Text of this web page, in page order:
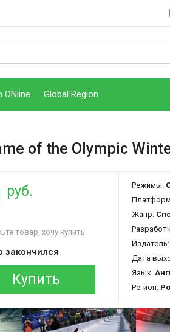
ONline Global Region
of the Olympic
руб.
товар, хочу купить
закончился
Купить
Режимы:
Жанр:
Издатель:
Дата
Язык:
Регион: